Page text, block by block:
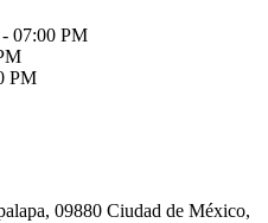
07:00 PM
PM
09880 Ciudad de México,